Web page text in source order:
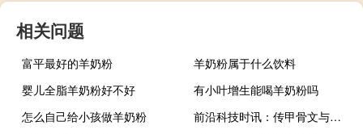
相关问题
富平最好的羊奶粉
羊奶粉属于什么饮料
婴儿全脂羊奶粉好不好
有小叶增生能喝羊奶粉吗
怎么自己给小孩做羊奶粉
前沿科技时讯：传甲骨文与三星将达成移动云计算合作协议